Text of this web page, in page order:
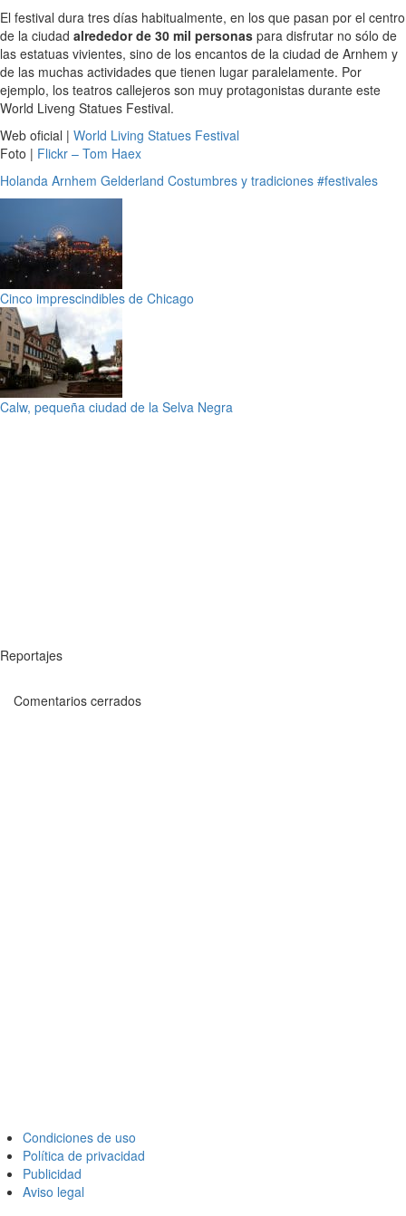
El festival dura tres días habitualmente, en los que pasan por el centro
de la ciudad alrededor de 30 mil personas para disfrutar no sólo de
las estatuas vivientes, sino de los encantos de la ciudad de Arnhem y
de las muchas actividades que tienen lugar paralelamente. Por
ejemplo, los teatros callejeros son muy protagonistas durante este
World Liveng Statues Festival.
Web oficial | World Living Statues Festival
Foto | Flickr – Tom Haex
Holanda Arnhem Gelderland Costumbres y tradiciones #festivales
Cinco imprescindibles de Chicago
Calw, pequeña ciudad de la Selva Negra
Reportajes
Comentarios cerrados
Condiciones de uso
Política de privacidad
Publicidad
Aviso legal